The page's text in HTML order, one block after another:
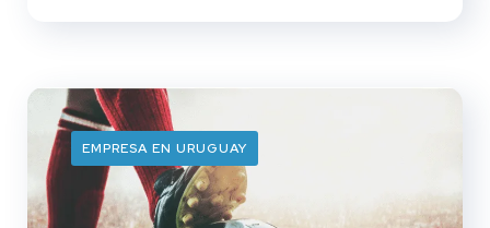
EMPRESA EN URUGUAY